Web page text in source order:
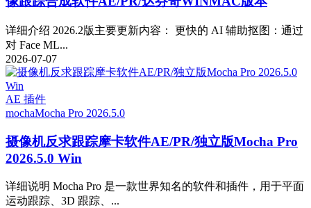
详细介绍 2026.2版主要更新内容： 更快的 AI 辅助抠图：通过
对 Face ML...
2026-07-07
AE 插件
mochaMocha Pro 2026.5.0
摄像机反求跟踪摩卡软件AE/PR/独立版Mocha Pro
2026.5.0 Win
详细说明 Mocha Pro 是一款世界知名的软件和插件，用于平面
运动跟踪、3D 跟踪、...